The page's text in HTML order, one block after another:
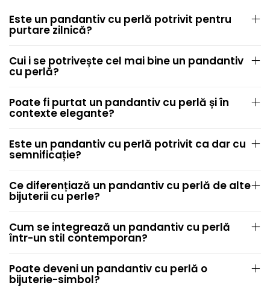
Este un pandantiv cu perlă potrivit pentru
purtare zilnică?
Cui i se potrivește cel mai bine un pandantiv
cu perlă?
Poate fi purtat un pandantiv cu perlă și în
contexte elegante?
Este un pandantiv cu perlă potrivit ca dar cu
semnificație?
Ce diferențiază un pandantiv cu perlă de alte
bijuterii cu perle?
Cum se integrează un pandantiv cu perlă
într-un stil contemporan?
Poate deveni un pandantiv cu perlă o
bijuterie-simbol?